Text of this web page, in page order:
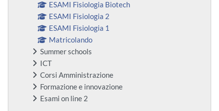
ESAMI Fisiologia Biotech
ESAMI Fisiologia 2
ESAMI Fisiologia 1
Matricolando
Summer schools
ICT
Corsi Amministrazione
Formazione e innovazione
Esami on line 2